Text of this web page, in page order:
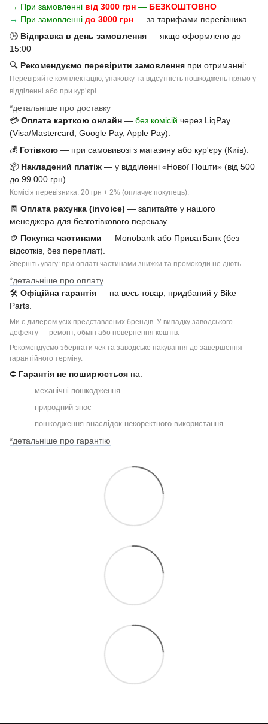
→ При замовленні від 3000 грн — БЕЗКОШТОВНО
→ При замовленні до 3000 грн — за тарифами перевізника
🕒 Відправка в день замовлення — якщо оформлено до
15:00
🔍 Рекомендуємо перевірити замовлення при отриманні:
Перевіряйте комплектацію, упаковку та відсутність пошкоджень прямо у
відділенні або при курʼєрі.
*детальніше про доставку
💳 Оплата карткою онлайн — без комісій через LiqPay
(Visa/Mastercard, Google Pay, Apple Pay).
💰 Готівкою — при самовивозі з магазину або кур'єру (Київ).
📦 Накладений платіж — у відділенні «Нової Пошти» (від 500
до 99 000 грн).
Комісія перевізника: 20 грн + 2% (оплачує покупець).
🧾 Оплата рахунка (invoice) — запитайте у нашого
менеджера для безготівкового переказу.
🪙 Покупка частинами — Monobank або ПриватБанк (без
відсотків, без переплат).
Зверніть увагу: при оплаті частинами знижки та промокоди не діють.
*детальніше про оплату
🛠 Офіційна гарантія — на весь товар, придбаний у Bike
Parts.
Ми є дилером усіх представлених брендів. У випадку заводського
дефекту — ремонт, обмін або повернення коштів.
Рекомендуємо зберігати чек та заводське пакування до завершення
гарантійного терміну.
⛔ Гарантія не поширюється на:
механічні пошкодження
природний знос
пошкодження внаслідок некоректного використання
*детальніше про гарантію